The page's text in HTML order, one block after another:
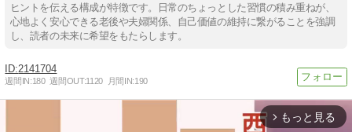
ヒントを伝える構成が特徴です。日常のちょっとした習慣の積み重ねが、
心地よく安心できる老後や夫婦関係、自己価値の維持に繋がることを強調
し、読者の未来に希望をもたらします。
2141704
週間IN:180 週間OUT:1120 月間IN:190
arrow_forward_ios もっと見る